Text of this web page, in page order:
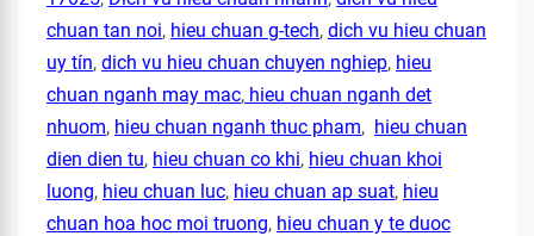
chuan tan noi, hieu chuan g-tech, dich vu hieu chuan
uy tín, dich vu hieu chuan chuyen nghiep, hieu
chuan nganh may mac, hieu chuan nganh det
nhuom, hieu chuan nganh thuc pham, hieu chuan
dien dien tu, hieu chuan co khi, hieu chuan khoi
luong, hieu chuan luc, hieu chuan ap suat, hieu
chuan hoa hoc moi truong, hieu chuan y te duoc